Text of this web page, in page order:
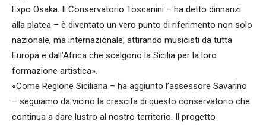
Expo Osaka. Il Conservatorio Toscanini – ha detto dinnanzi
alla platea – è diventato un vero punto di riferimento non solo
nazionale, ma internazionale, attirando musicisti da tutta
Europa e dall’Africa che scelgono la Sicilia per la loro
formazione artistica».
«Come Regione Siciliana – ha aggiunto l’assessore Savarino
– seguiamo da vicino la crescita di questo conservatorio che
continua a dare lustro al nostro territorio. Il progetto